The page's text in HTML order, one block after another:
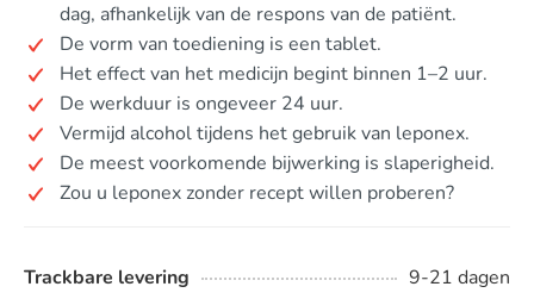
dag, afhankelijk van de respons van de patiënt.
De vorm van toediening is een tablet.
Het effect van het medicijn begint binnen 1–2 uur.
De werkduur is ongeveer 24 uur.
Vermijd alcohol tijdens het gebruik van leponex.
De meest voorkomende bijwerking is slaperigheid.
Zou u leponex zonder recept willen proberen?
Trackbare levering 9-21 dagen